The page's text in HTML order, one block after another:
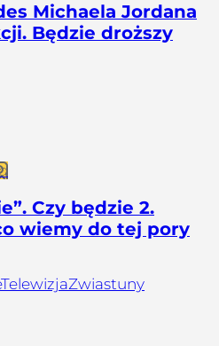
Michaela Jordana
Będzie droższy
Czy będzie 2.
wiemy do tej pory
TelewizjaZwiastuny